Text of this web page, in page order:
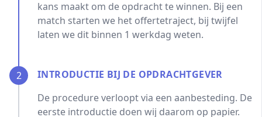
kans maakt om de opdracht te winnen. Bij een
match starten we het offertetraject, bij twijfel
laten we dit binnen 1 werkdag weten.
2
INTRODUCTIE BIJ DE OPDRACHTGEVER
De procedure verloopt via een aanbesteding. De
eerste introductie doen wij daarom op papier.